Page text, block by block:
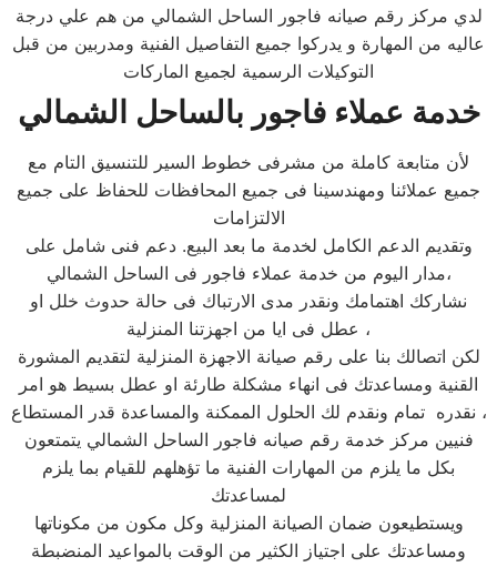
لدي مركز رقم صيانه فاجور الساحل الشمالي من هم علي درجة
عاليه من المهارة و يدركوا جميع التفاصيل الفنية ومدربين من قبل
التوكيلات الرسمية لجميع الماركات
خدمة عملاء فاجور بالساحل الشمالي
لأن متابعة كاملة من مشرفى خطوط السير للتنسيق التام مع
جميع عملائنا ومهندسينا فى جميع المحافظات للحفاظ على جميع
الالتزامات
وتقديم الدعم الكامل لخدمة ما بعد البيع. دعم فنى شامل على
مدار اليوم من خدمة عملاء فاجور فى الساحل الشمالي،
نشاركك اهتمامك ونقدر مدى الارتباك فى حالة حدوث خلل او
عطل فى ايا من اجهزتنا المنزلية ،
لكن اتصالك بنا على رقم صيانة الاجهزة المنزلية لتقديم المشورة
القنية ومساعدتك فى انهاء مشكلة طارئة او عطل بسيط هو امر
نقدره تمام ونقدم لك الحلول الممكنة والمساعدة قدر المستطاع ،
فنيين مركز خدمة رقم صيانه فاجور الساحل الشمالي يتمتعون
بكل ما يلزم من المهارات الفنية ما تؤهلهم للقيام بما يلزم
لمساعدتك
ويستطيعون ضمان الصيانة المنزلية وكل مكون من مكوناتها
ومساعدتك على اجتياز الكثير من الوقت بالمواعيد المنضبطة